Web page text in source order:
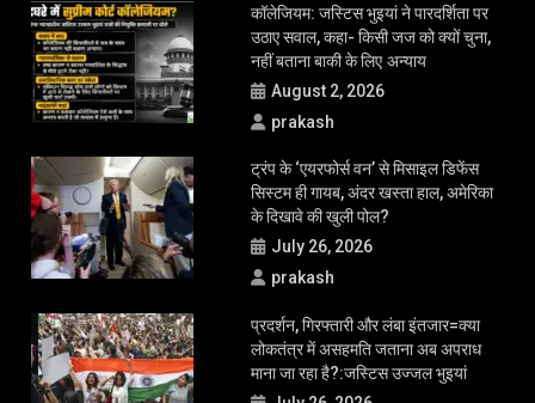
कॉलेजियम: जस्टिस भुइयां ने पारदर्शिता पर
उठाए सवाल, कहा- किसी जज को क्यों चुना,
नहीं बताना बाकी के लिए अन्याय
August 2, 2026
prakash
ट्रंप के ‘एयरफोर्स वन’ से मिसाइल डिफेंस
सिस्टम ही गायब, अंदर खस्ता हाल, अमेरिका
के दिखावे की खुली पोल?
July 26, 2026
prakash
प्रदर्शन, गिरफ्तारी और लंबा इंतजार=क्या
लोकतंत्र में असहमति जताना अब अपराध
माना जा रहा है?:जस्टिस उज्जल भुइयां